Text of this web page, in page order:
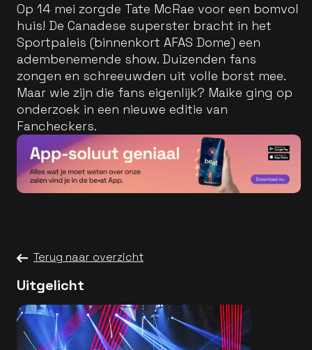
Op 14 mei zorgde Tate McRae voor een bomvol
huis! De Canadese superster bracht in het
Sportpaleis (binnenkort AFAS Dome) een
adembenemende show. Duizenden fans
zongen en schreeuwden uit volle borst mee.
Maar wie zijn die fans eigenlijk? Maike ging op
onderzoek in een nieuwe editie van
Fancheckers.
Terug naar overzicht
Uitgelicht